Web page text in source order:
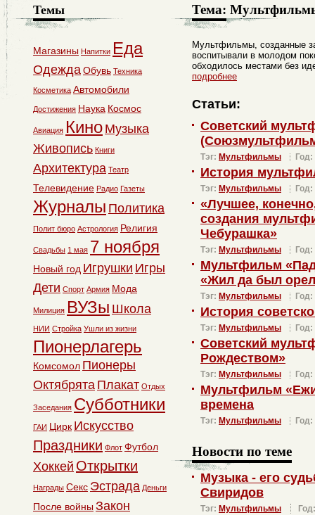
Тема:
Мультфильмы, созданные
воспитывали в молодом
обходилось местами без
подробнее
Статьи:
Советский
Тэг: Мультфильмы Год:
История
Тэг: Мультфильмы Год:
«Лучшее,
создания
Чебурашка»
Тэг: Мультфильмы Год:
Мультфильм
«Жил да был
Тэг: Мультфильмы Год:
История
Тэг: Мультфильмы Год:
Советский
Рождеством»
Тэг: Мультфильмы Год:
Мультфильм
времена
Тэг: Мультфильмы Год:
Новости по теме
Музыка - его
Свиридов
Тэг: Мультфильмы
Темы
Магазины Напитки Еда
ОдеждаОбувь Техника
Косметика Автомобили
Достижения Наука Космос
Авиация Кино Музыка
Живопись Книги
Архитектура Театр
Телевидение Радио Газеты
Журналы Политика
Полит бюро Астрология Религия
Свадьбы 1 мая 7 ноября
Новый год Игрушки Игры
Дети Спорт Армия Мода
Милиция ВУЗы Школа
НИИ Стройка Ушли из жизни
Пионерлагерь
Комсомол Пионеры
Октябрята Плакат Отдых
Заседания Субботники
ГАИ Цирк Искусство
Праздники Флот Футбол
Хоккей Открытки
Награды Секс Эстрада Деньги
После войны Закон